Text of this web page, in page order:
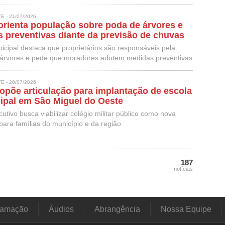
- 21/07/2026
população sobre poda de árvores e
preventivas diante da previsão de chuvas
destaca que proprietários são responsáveis pela
e pede que moradores adotem medidas preventivas
- 20/07/2026
articulação para implantação de escola
em São Miguel do Oeste
busca viabilizar colégio militar público como nova
famílias do município e da região
187
notícias
Áudios Abrangência Nossa Equipe